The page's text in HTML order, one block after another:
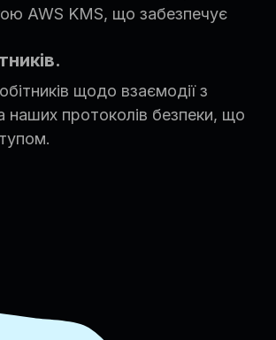
AWS KMS, що забезпечує
щодо взаємодії з
протоколів безпеки, що